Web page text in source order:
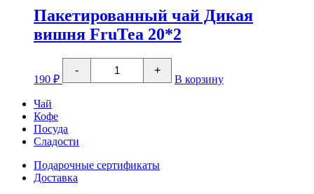
десерт
ФруТеа
20*2
Пакетированный чай Дикая
вишня FruТеа 20*2
190 ₽
-
Количество
товара
Пакетированный
+
В корзину
Чай
Кофе
Посуда
Сладости
Подарочные сертификаты
Доставка